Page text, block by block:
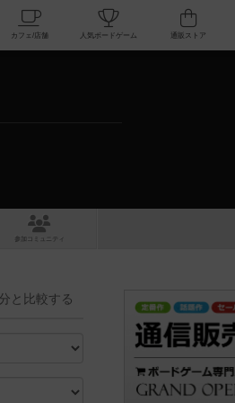
掲示板一覧 カフェ/店舗 人気ボードゲーム
コミュニティ
と 比較する